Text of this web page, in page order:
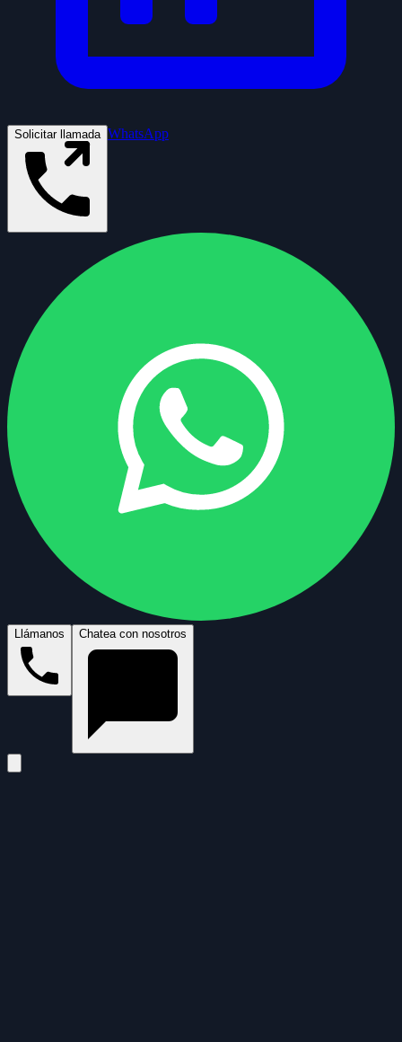
Solicitar llamada WhatsApp
Llámanos Chatea con nosotros